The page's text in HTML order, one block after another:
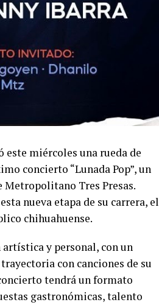
este miércoles una rueda de
concierto “Lunada Pop”, un
Metropolitano Tres Presas.
nueva etapa de su carrera, el
chihuahuense.
y personal, con un
con canciones de su
tendrá un formato
gastronómicas, talento